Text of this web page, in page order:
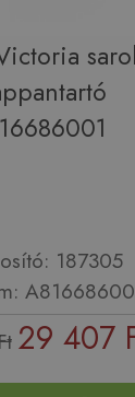
187305
29 407